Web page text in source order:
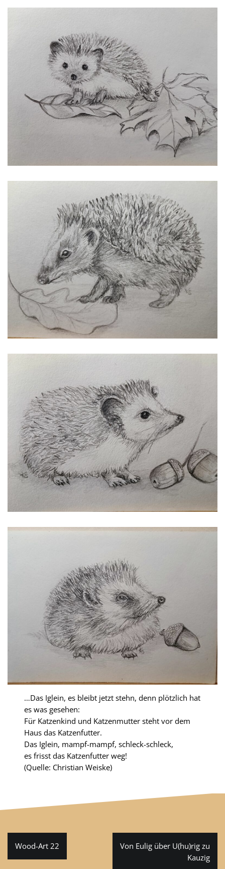
…Das Iglein, es bleibt jetzt stehn, denn plötzlich hat
es was gesehen:
Für Katzenkind und Katzenmutter steht vor dem
Haus das Katzenfutter.
Das Iglein, mampf-mampf, schleck-schleck,
es frisst das Katzenfutter weg!
(Quelle: Christian Weiske)
Beitragsnavigation
Wood-Art 22
Von Eulig über U(hu)rig zu
Kauzig